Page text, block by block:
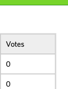
Votes
0
0